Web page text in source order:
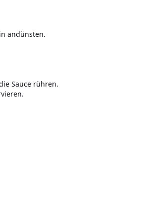
andünsten.
Sauce rühren.